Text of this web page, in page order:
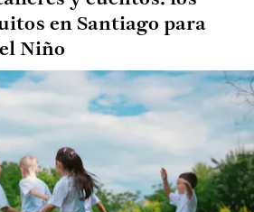
en Santiago para
Niño